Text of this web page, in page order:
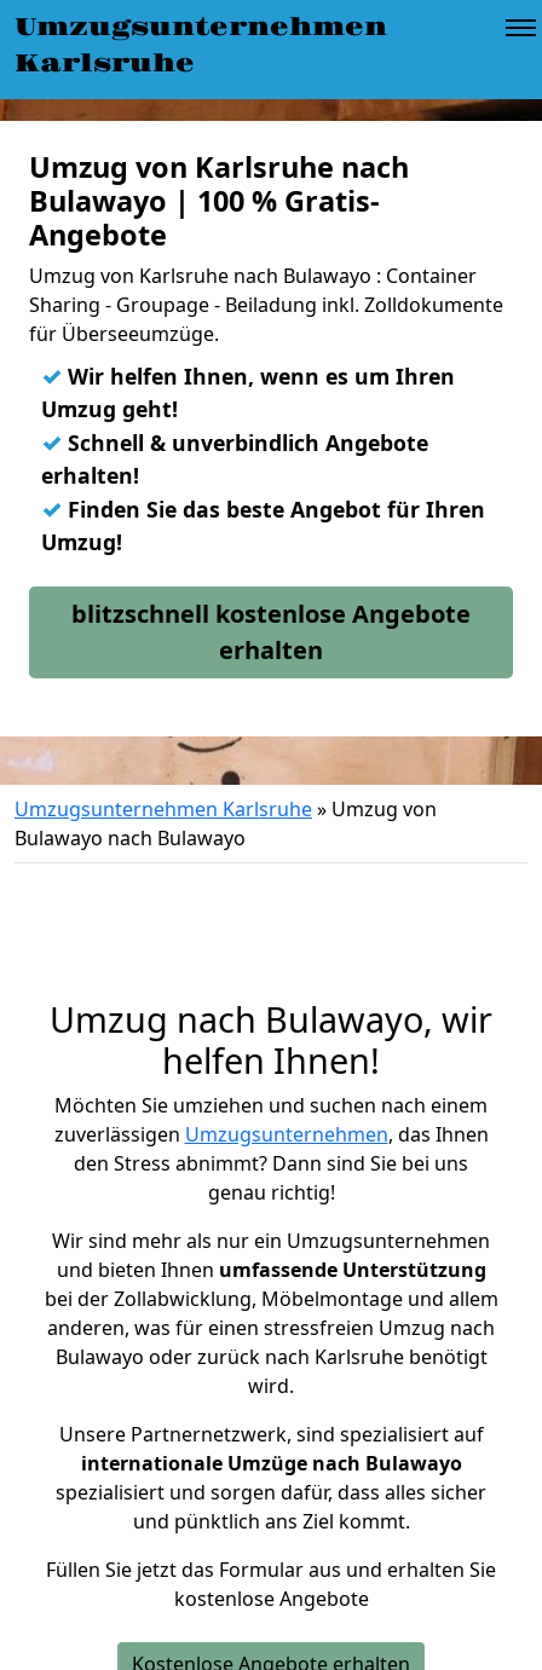
Umzugsunternehmen
Karlsruhe
Umzug von Karlsruhe nach
Bulawayo | 100 % Gratis-
Angebote
Umzug von Karlsruhe nach Bulawayo : Container
Sharing - Groupage - Beiladung inkl. Zolldokumente
für Überseeumzüge.
✓ Wir helfen Ihnen, wenn es um Ihren
Umzug geht!
✓ Schnell & unverbindlich Angebote
erhalten!
✓ Finden Sie das beste Angebot für Ihren
Umzug!
blitzschnell kostenlose Angebote
erhalten
Umzugsunternehmen Karlsruhe» Umzug von
Bulawayo nach Bulawayo
Umzug nach Bulawayo, wir
helfen Ihnen!
Möchten Sie umziehen und suchen nach einem
zuverlässigen Umzugsunternehmen, das Ihnen
den Stress abnimmt? Dann sind Sie bei uns
genau richtig!
Wir sind mehr als nur ein Umzugsunternehmen
und bieten Ihnen umfassende Unterstützung
bei der Zollabwicklung, Möbelmontage und allem
anderen, was für einen stressfreien Umzug nach
Bulawayo oder zurück nach Karlsruhe benötigt
wird.
Unsere Partnernetzwerk, sind spezialisiert auf
internationale Umzüge nach Bulawayo
spezialisiert und sorgen dafür, dass alles sicher
und pünktlich ans Ziel kommt.
Füllen Sie jetzt das Formular aus und erhalten Sie
kostenlose Angebote
Kostenlose Angebote erhalten